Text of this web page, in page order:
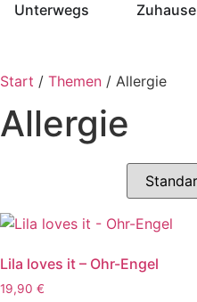
Unterwegs
Zuhause
Start / Themen / Allergie
Allergie
Lila loves it – Ohr-Engel
19,90 €